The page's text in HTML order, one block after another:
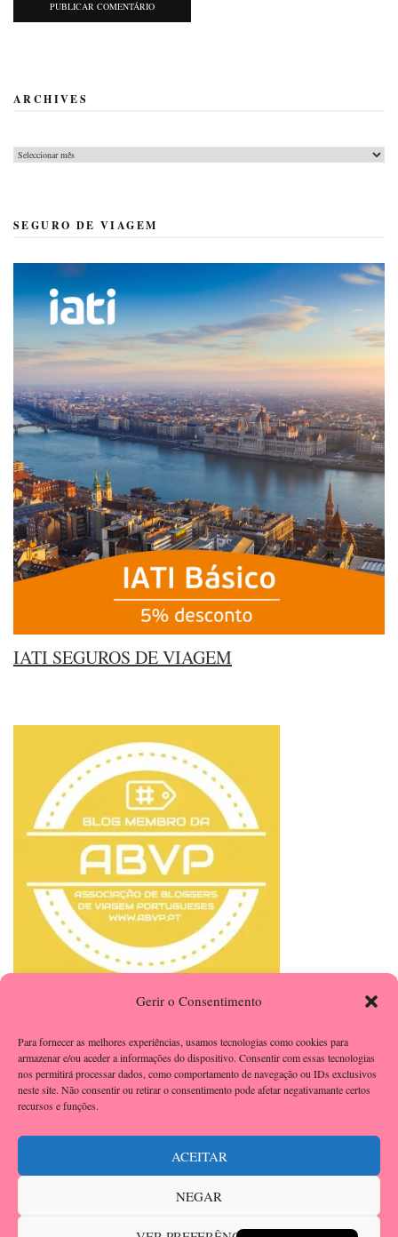
Gerir o Consentimento
Para fornecer as melhores experiências, usamos tecnologias como cookies para
armazenar e/ou aceder a informações do dispositivo. Consentir com essas tecnologias
nos permitirá processar dados, como comportamento de navegação ou IDs exclusivos
neste site. Não consentir ou retirar o consentimento pode afetar negativamante certos
recursos e funções.
ACEITAR
NEGAR
ARCHIVES
Archives
SEGURO DE VIAGEM
IATI SEGUROS DE VIAGEM
Blossom Beauty | Developed ByBlossom